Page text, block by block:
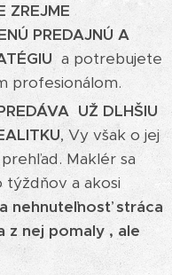
ZREJME
PREDAJNÚ A
a potrebujete
profesionálom.
UŽ DLHŠIU
, Vy však o jej
Maklér sa
týždňov a akosi
nehnuteľnosť stráca
z nej pomaly , ale